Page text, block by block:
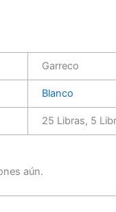
Garreco
Blanco
25 Libras, 5
aún.